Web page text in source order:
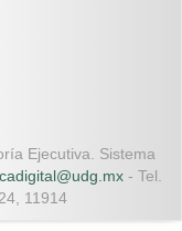
Ejecutiva. Sistema
- Tel.
11914